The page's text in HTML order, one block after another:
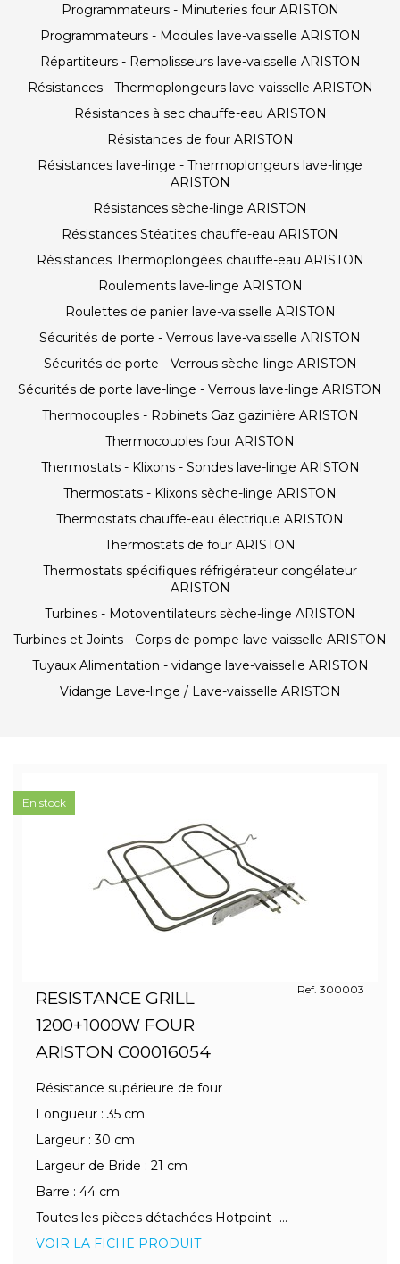
Programmateurs - Minuteries four ARISTON
Programmateurs - Modules lave-vaisselle ARISTON
Répartiteurs - Remplisseurs lave-vaisselle ARISTON
Résistances - Thermoplongeurs lave-vaisselle ARISTON
Résistances à sec chauffe-eau ARISTON
Résistances de four ARISTON
Résistances lave-linge - Thermoplongeurs lave-linge
ARISTON
Résistances sèche-linge ARISTON
Résistances Stéatites chauffe-eau ARISTON
Résistances Thermoplongées chauffe-eau ARISTON
Roulements lave-linge ARISTON
Roulettes de panier lave-vaisselle ARISTON
Sécurités de porte - Verrous lave-vaisselle ARISTON
Sécurités de porte - Verrous sèche-linge ARISTON
Sécurités de porte lave-linge - Verrous lave-linge ARISTON
Thermocouples - Robinets Gaz gazinière ARISTON
Thermocouples four ARISTON
Thermostats - Klixons - Sondes lave-linge ARISTON
Thermostats - Klixons sèche-linge ARISTON
Thermostats chauffe-eau électrique ARISTON
Thermostats de four ARISTON
Thermostats spécifiques réfrigérateur congélateur
ARISTON
Turbines - Motoventilateurs sèche-linge ARISTON
Turbines et Joints - Corps de pompe lave-vaisselle ARISTON
Tuyaux Alimentation - vidange lave-vaisselle ARISTON
Vidange Lave-linge / Lave-vaisselle ARISTON
RESISTANCE GRILL
1200+1000W FOUR
ARISTON C00016054
Ref. 300003
Résistance supérieure de four
Longueur : 35 cm
Largeur : 30 cm
Largeur de Bride : 21 cm
Barre : 44 cm
Toutes les pièces détachées Hotpoint -...
VOIR LA FICHE PRODUIT
En stock